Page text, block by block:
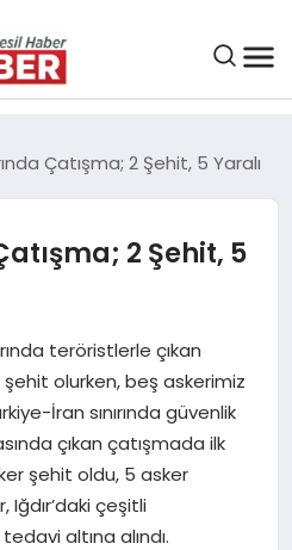
Çatışma; 2 Şehit, 5 Yaralı
2 Şehit, 5
teröristlerle çıkan
olurken, beş askerimiz
İran sınırında güvenlik
çıkan çatışmada ilk
şehit oldu, 5 asker
Iğdır’daki çeşitli
altına alındı.